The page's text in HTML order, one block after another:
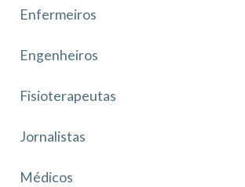
Enfermeiros
Engenheiros
Fisioterapeutas
Jornalistas
Médicos